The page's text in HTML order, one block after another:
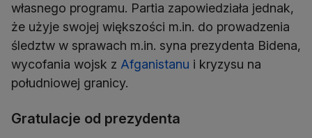
własnego programu. Partia zapowiedziała jednak,
że użyje swojej większości m.in. do prowadzenia
śledztw w sprawach m.in. syna prezydenta Bidena,
wycofania wojsk z Afganistanu i kryzysu na
południowej granicy.
Gratulacje od prezydenta